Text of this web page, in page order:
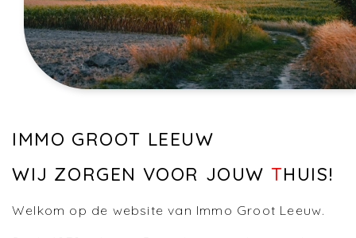
IMMO GROOT LEEUW
WIJ ZORGEN VOOR JOUW THUIS!
Welkom op de website van Immo Groot Leeuw.